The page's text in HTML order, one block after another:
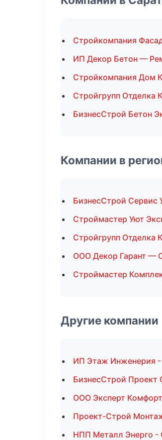
Стройкомпания
ИП Декор Бетон —
Стройкомпания Дом
Стройгрупп Отделка
БизнесСтрой Бетон
Компании в
БизнесСтрой
Строймастер Уют
Стройгрупп Отделка
ООО Декор Гарант —
Строймастер
Другие компании
ИП Этаж Инженерия -
БизнесСтрой Проект
ООО Эксперт
Проект-Строй
НПП Металл Энерго -